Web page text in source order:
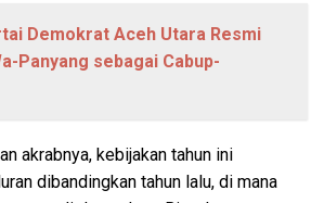
Demokrat Aceh Utara Resmi
Panyang sebagai Cabup-
akrabnya, kebijakan tahun ini
dibandingkan tahun lalu, di mana